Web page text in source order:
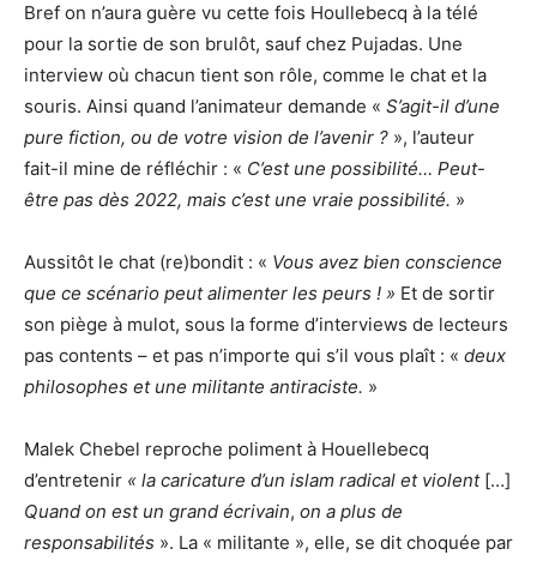
Bref on n’aura guère vu cette fois Houllebecq à la télé
pour la sortie de son brulôt, sauf chez Pujadas. Une
interview où chacun tient son rôle, comme le chat et la
souris. Ainsi quand l’animateur demande « S’agit-il d’une
pure fiction, ou de votre vision de l’avenir ? », l’auteur
fait-il mine de réfléchir : « C’est une possibilité… Peut-
être pas dès 2022, mais c’est une vraie possibilité. »
Aussitôt le chat (re)bondit : « Vous avez bien conscience
que ce scénario peut alimenter les peurs ! » Et de sortir
son piège à mulot, sous la forme d’interviews de lecteurs
pas contents – et pas n’importe qui s’il vous plaît : « deux
philosophes et une militante antiraciste. »
Malek Chebel reproche poliment à Houellebecq
d’entretenir « la caricature d’un islam radical et violent […]
Quand on est un grand écrivain, on a plus de
responsabilités ». La « militante », elle, se dit choquée par